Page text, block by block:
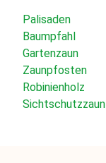
Palisaden
Baumpfahl
Gartenzaun
Zaunpfosten
Robinienholz
Sichtschutzzaun